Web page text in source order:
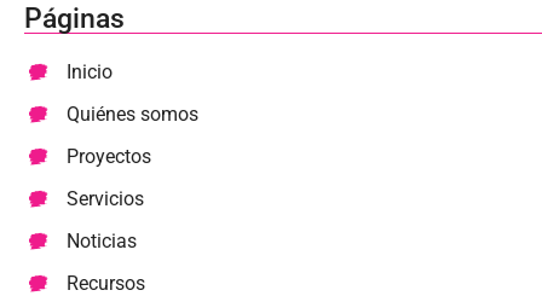
Páginas
Inicio
Quiénes somos
Proyectos
Servicios
Noticias
Recursos